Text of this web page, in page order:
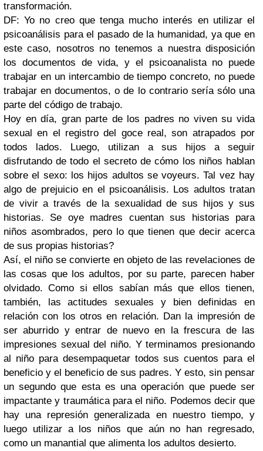
transformación.
DF: Yo no creo que tenga mucho interés en utilizar el
psicoanálisis para el pasado de la humanidad, ya que en
este caso, nosotros no tenemos a nuestra disposición
los documentos de vida, y el psicoanalista no puede
trabajar en un intercambio de tiempo concreto, no puede
trabajar en documentos, o de lo contrario sería sólo una
parte del código de trabajo.
Hoy en día, gran parte de los padres no viven su vida
sexual en el registro del goce real, son atrapados por
todos lados. Luego, utilizan a sus hijos a seguir
disfrutando de todo el secreto de cómo los niños hablan
sobre el sexo: los hijos adultos se voyeurs. Tal vez hay
algo de prejuicio en el psicoanálisis. Los adultos tratan
de vivir a través de la sexualidad de sus hijos y sus
historias. Se oye madres cuentan sus historias para
niños asombrados, pero lo que tienen que decir acerca
de sus propias historias?
Así, el niño se convierte en objeto de las revelaciones de
las cosas que los adultos, por su parte, parecen haber
olvidado. Como si ellos sabían más que ellos tienen,
también, las actitudes sexuales y bien definidas en
relación con los otros en relación. Dan la impresión de
ser aburrido y entrar de nuevo en la frescura de las
impresiones sexual del niño. Y terminamos presionando
al niño para desempaquetar todos sus cuentos para el
beneficio y el beneficio de sus padres. Y esto, sin pensar
un segundo que esta es una operación que puede ser
impactante y traumática para el niño. Podemos decir que
hay una represión generalizada en nuestro tiempo, y
luego utilizar a los niños que aún no han regresado,
como un manantial que alimenta los adultos desierto.